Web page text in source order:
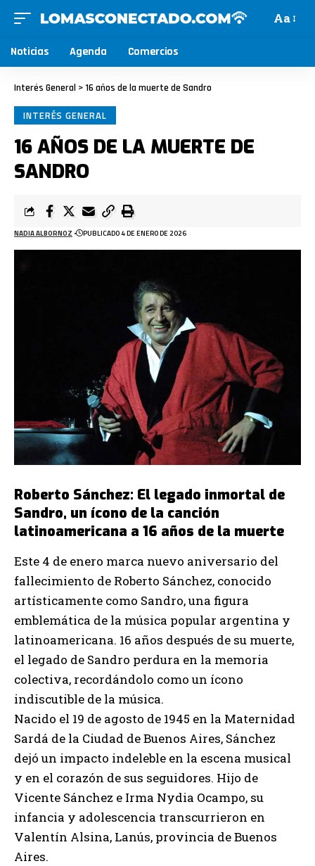
Aa
Noticias Agenda Comercios
Interés General > 16 años de la muerte de Sandro
INTERÉS GENERAL
16 AÑOS DE LA MUERTE DE
SANDRO
NADIA ALBORNOZ PUBLICADO 4 DE ENERO DE 2026
Roberto Sánchez: El legado inmortal de
Sandro, un ícono de la canción
latinoamericana a 16 años de la muerte
Este 4 de enero marca nuevo aniversario del
fallecimiento de Roberto Sánchez, conocido
artísticamente como Sandro, una figura
emblemática de la música popular argentina y
latinoamericana. 16 años después de su muerte,
el legado de Sandro perdura en la memoria
colectiva, recordándolo como un ícono
indiscutible de la música.
Nacido el 19 de agosto de 1945 en la Maternidad
Sardá de la Ciudad de Buenos Aires, Sánchez
dejó un impacto indeleble en la escena musical
y en el corazón de sus seguidores. Hijo de
Vicente Sánchez e Irma Nydia Ocampo, su
infancia y adolescencia transcurrieron en
Valentín Alsina, Lanús, provincia de Buenos
Aires.